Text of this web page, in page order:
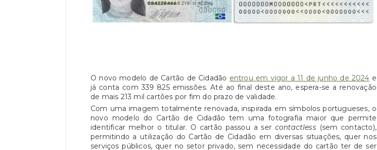
O novo modelo de Cartão de Cidadão entrou em vigor a 11 de junho de 2024 e
já conta com 339 825 emissões. Até ao final deste ano, espera-se a renovação
de mais 213 mil cartões por fim do prazo de validade.
Com uma imagem totalmente renovada, inspirada em símbolos portugueses, o
novo modelo do Cartão de Cidadão tem uma fotografia maior que permite
identificar melhor o titular. O cartão passou a ser contactless (sem contacto),
permitindo a utilização do Cartão de Cidadão em diversas situações, quer nos
serviços públicos, quer no setor privado, sem necessidade do cartão ter de ser